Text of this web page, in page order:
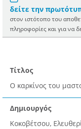
δείτε την
στον ιστότοπο του
πληροφορίες και για να
Τίτλος
Ο καρκίνος του
Δημιουργός
Κοκοβέτσου,